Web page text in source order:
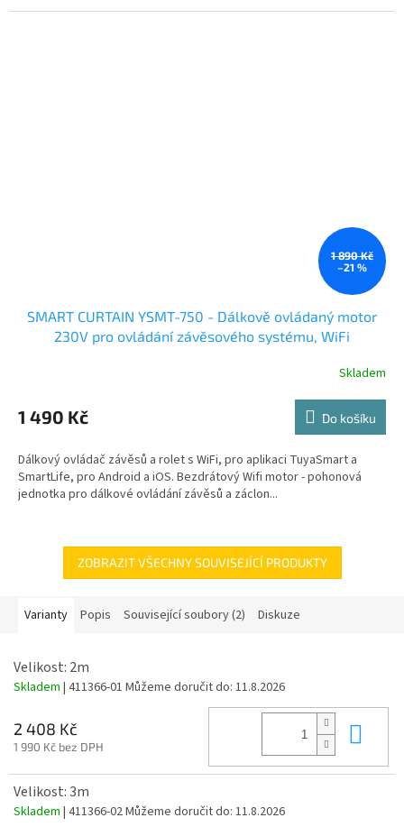
1 890 Kč
–21 %
SMART CURTAIN YSMT-750 - Dálkově ovládaný motor
230V pro ovládání závěsového systému, WiFi
Skladem
1 490 Kč Do košíku
Dálkový ovládač závěsů a rolet s WiFi, pro aplikaci TuyaSmart a
SmartLife, pro Android a iOS. Bezdrátový Wifi motor - pohonová
jednotka pro dálkové ovládání závěsů a záclon...
ZOBRAZIT VŠECHNY SOUVISEJÍCÍ PRODUKTY
Varianty Popis Související soubory (2) Diskuze
Velikost: 2m
Skladem | 411366-01 Můžeme doručit do: 11.8.2026
2 408 Kč
1 990 Kč bez DPH
Velikost: 3m
Skladem | 411366-02Můžeme doručit do: 11.8.2026